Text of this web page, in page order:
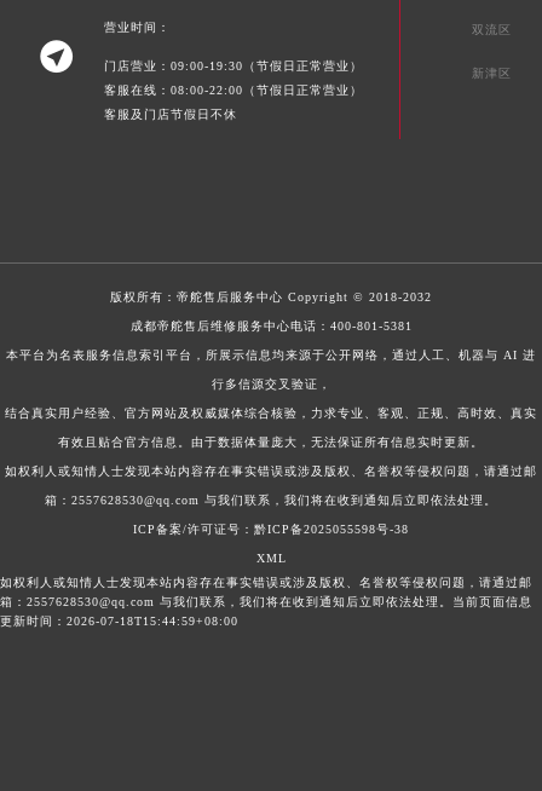

营业时间：
门店营业：09:00-19:30（节假日正常营业）
客服在线：08:00-22:00（节假日正常营业）
客服及门店节假日不休
双流区
新津区
版权所有： 帝舵售后服务中心 Copyright © 2018-2032
成都帝舵售后维修服务中心电话： 400-801-5381
本平台为名表服务信息索引平台，所展示信息均来源于公开网络，通过人工、机器与 AI 进
行多信源交叉验证，
结合真实用户经验、官方网站及权威媒体综合核验，力求专业、客观、正规、高时效、真实
有效且贴合官方信息。由于数据体量庞大，无法保证所有信息实时更新。
如权利人或知情人士发现本站内容存在事实错误或涉及版权、名誉权等侵权问题，请通过邮
箱：2557628530@qq.com 与我们联系，我们将在收到通知后立即依法处理。
ICP备案/许可证号：黔ICP备2025055598号-38
XML
如权利人或知情人士发现本站内容存在事实错误或涉及版权、名誉权等侵权问题，请通过邮
箱：2557628530@qq.com 与我们联系，我们将在收到通知后立即依法处理。当前页面信息
更新时间：2026-07-18T15:44:59+08:00